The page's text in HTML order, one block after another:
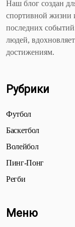
Наш блог создан
спортивной жизни
последних
людей,
достижениям.
Рубрики
Футбол
Баскетбол
Волейбол
Пинг-Понг
Регби
Меню